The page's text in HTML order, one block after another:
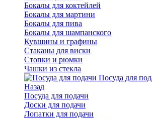
Бокалы для коктейлей
Бокалы для мартини
Бокалы для пива
Бокалы для шампанского
Кувшины и графины
Стаканы для виски
Стопки и рюмки
Чашки из стекла
Посуда для
Назад
Посуда для подачи
Доски для подачи
Лопатки для подачи